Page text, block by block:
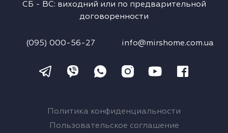
Выдвижные ящики
Вакууматоры
Кофемашины
Поверхности со встроенной вытяжкой
СБ - ВС: виходний или по предварительной
договоренности
info@mirshome.com.ua
(095) 000-56-27
Политика конфиденциальности
Пользовательское соглашение